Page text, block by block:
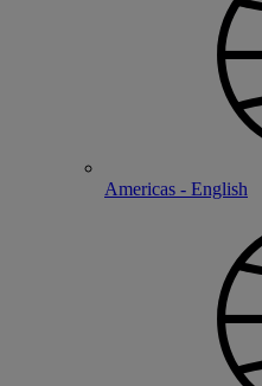
Americas - English